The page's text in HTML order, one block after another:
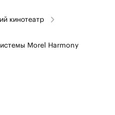
кинотеатр
Morel Harmony